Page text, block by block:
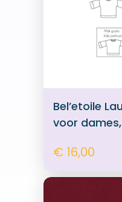
Bel’etoile
voor
€ 16,00